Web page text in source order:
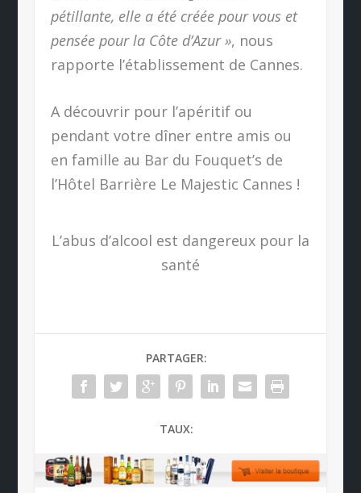
pétillante, elle a été créée pour vous et
pensée pour la Côte d’Azur », nous
rapporte l’établissement de Cannes.
A découvrir pour l’apéritif ou
pendant votre dîner entre amis ou
en famille au Bar du Fouquet’s de
l’Hôtel Barrière Le Majestic Cannes !
L’abus d’alcool est dangereux pour la
santé
PARTAGER:
TAUX: